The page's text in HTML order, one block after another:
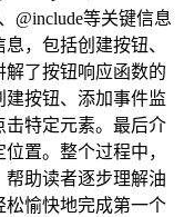
@include等关键信息
，包括创建按钮、
了按钮响应函数的
建按钮、添加事件监
击特定元素。最后介
置。整个过程中，
助读者逐步理解油
松愉快地完成第一个